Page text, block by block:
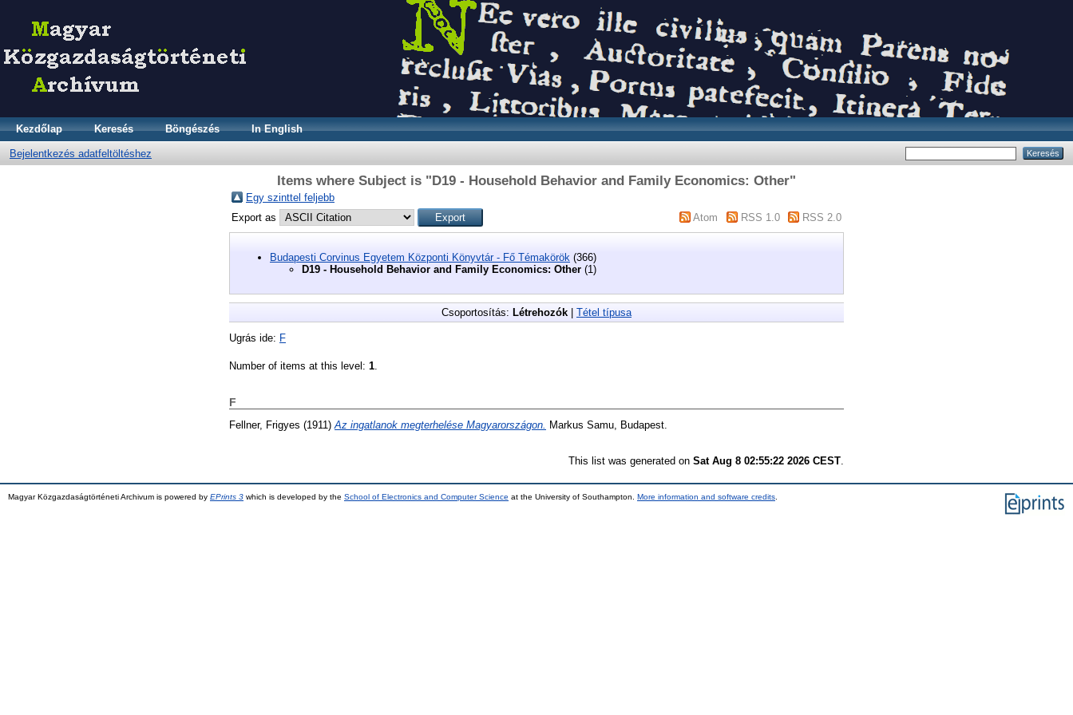
Kezdőlap Keresés Böngészés In English
Bejelentkezés adatfeltöltéshez
Items where Subject is "D19 - Household Behavior and Family Economics: Other"
Egy szinttel feljebb
Export as
Atom RSS 1.0 RSS 2.0
Budapesti Corvinus Egyetem Központi Könyvtár - Fő Témakörök (366)
D19 - Household Behavior and Family Economics: Other (1)
Csoportosítás: Létrehozók | Tétel típusa
Ugrás ide: F
Number of items at this level: 1
F
Fellner, Frigyes (1911)Az ingatlanok megterhelése Magyarországon. Markus Samu, Budapest.
This list was generated on Sat Aug 8 02:55:22 2026 CEST.
Magyar Közgazdaságtörténeti Archivum is powered by EPrints 3 which is developed by the School of Electronics and Computer Science at the University of Southampton. More information and software credits.